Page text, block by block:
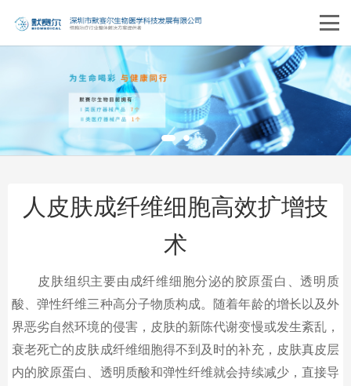
人皮肤成纤维细胞高效扩增技
术
皮肤组织主要由成纤维细胞分泌的胶原蛋白、透明质
酸、弹性纤维三种高分子物质构成。随着年龄的增长以及外
界恶劣自然环境的侵害，皮肤的新陈代谢变慢或发生紊乱，
衰老死亡的皮肤成纤维细胞得不到及时的补充，皮肤真皮层
内的胶原蛋白、透明质酸和弹性纤维就会持续减少，直接导